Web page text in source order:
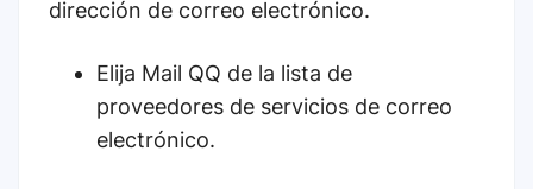
dirección de correo electrónico.
Elija Mail QQ de la lista de
proveedores de servicios de correo
electrónico.